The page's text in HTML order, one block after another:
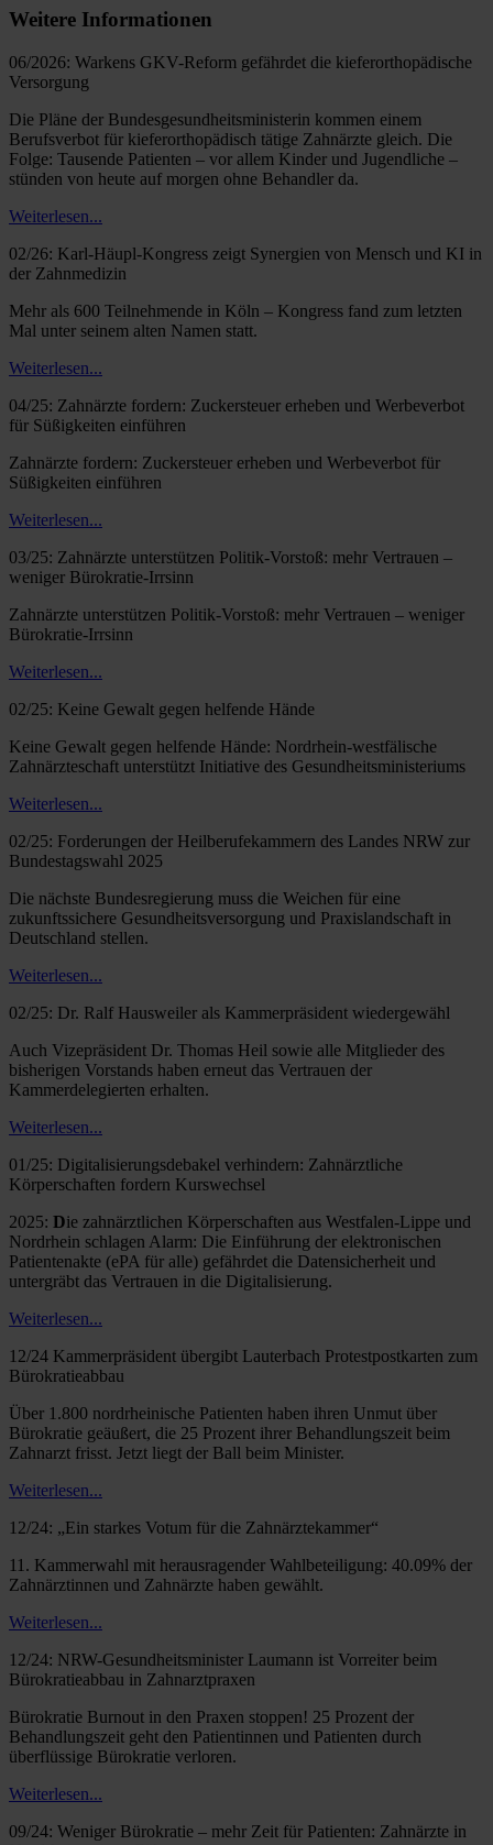
Weitere Informationen
06/2026: Warkens GKV-Reform gefährdet die kieferorthopädische
Versorgung
Die Pläne der Bundesgesundheitsministerin kommen einem
Berufsverbot für kieferorthopädisch tätige Zahnärzte gleich. Die
Folge: Tausende Patienten – vor allem Kinder und Jugendliche –
stünden von heute auf morgen ohne Behandler da.
Weiterlesen...
02/26: Karl-Häupl-Kongress zeigt Synergien von Mensch und KI in
der Zahnmedizin
Mehr als 600 Teilnehmende in Köln – Kongress fand zum letzten
Mal unter seinem alten Namen statt.
Weiterlesen...
04/25: Zahnärzte fordern: Zuckersteuer erheben und Werbeverbot
für Süßigkeiten einführen
Zahnärzte fordern: Zuckersteuer erheben und Werbeverbot für
Süßigkeiten einführen
Weiterlesen...
03/25: Zahnärzte unterstützen Politik-Vorstoß: mehr Vertrauen –
weniger Bürokratie-Irrsinn
Zahnärzte unterstützen Politik-Vorstoß: mehr Vertrauen – weniger
Bürokratie-Irrsinn
Weiterlesen...
02/25: Keine Gewalt gegen helfende Hände
Keine Gewalt gegen helfende Hände: Nordrhein-westfälische
Zahnärzteschaft unterstützt Initiative des Gesundheitsministeriums
Weiterlesen...
02/25: Forderungen der Heilberufekammern des Landes NRW zur
Bundestagswahl 2025
Die nächste Bundesregierung muss die Weichen für eine
zukunftssichere Gesundheitsversorgung und Praxislandschaft in
Deutschland stellen.
Weiterlesen...
02/25: Dr. Ralf Hausweiler als Kammerpräsident wiedergewähl
Auch Vizepräsident Dr. Thomas Heil sowie alle Mitglieder des
bisherigen Vorstands haben erneut das Vertrauen der
Kammerdelegierten erhalten.
Weiterlesen...
01/25: Digitalisierungsdebakel verhindern: Zahnärztliche
Körperschaften fordern Kurswechsel
2025: Die zahnärztlichen Körperschaften aus Westfalen-Lippe und
Nordrhein schlagen Alarm: Die Einführung der elektronischen
Patientenakte (ePA für alle) gefährdet die Datensicherheit und
untergräbt das Vertrauen in die Digitalisierung.
Weiterlesen...
12/24 Kammerpräsident übergibt Lauterbach Protestpostkarten zum
Bürokratieabbau
Über 1.800 nordrheinische Patienten haben ihren Unmut über
Bürokratie geäußert, die 25 Prozent ihrer Behandlungszeit beim
Zahnarzt frisst. Jetzt liegt der Ball beim Minister.
Weiterlesen...
12/24: „Ein starkes Votum für die Zahnärztekammer“
11. Kammerwahl mit herausragender Wahlbeteiligung: 40.09% der
Zahnärztinnen und Zahnärzte haben gewählt.
Weiterlesen...
12/24: NRW-Gesundheitsminister Laumann ist Vorreiter beim
Bürokratieabbau in Zahnarztpraxen
Bürokratie Burnout in den Praxen stoppen! 25 Prozent der
Behandlungszeit geht den Patientinnen und Patienten durch
überflüssige Bürokratie verloren.
Weiterlesen...
09/24: Weniger Bürokratie – mehr Zeit für Patienten: Zahnärzte in